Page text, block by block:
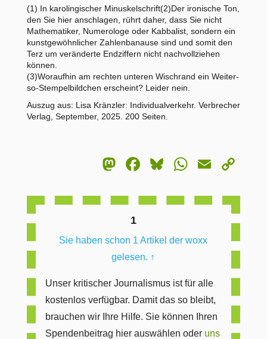
(1) In karolingischer Minuskelschrift(2)Der ironische Ton,
den Sie hier anschlagen, rührt daher, dass Sie nicht
Mathematiker, Numerologe oder Kabbalist, sondern ein
kunstgewöhnlicher Zahlenbanause sind und somit den
Terz um veränderte Endziffern nicht nachvollziehen
können.
(3)Woraufhin am rechten unteren Wischrand ein Weiter-
so-Stempelbildchen erscheint? Leider nein.
Auszug aus: Lisa Kränzler: Individualverkehr. Verbrecher
Verlag, September, 2025. 200 Seiten.
Mastodon
Facebook
BlueskyEmail
1
Sie haben schon 1 Artikel der woxx
gelesen. ↑
Unser kritischer Journalismus ist für alle
kostenlos verfügbar. Damit das so bleibt,
brauchen wir Ihre Hilfe. Sie können Ihren
Spendenbeitrag hier auswählen oder uns